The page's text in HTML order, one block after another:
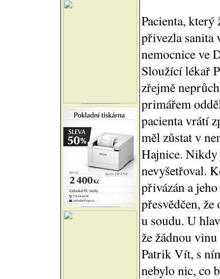
Pacienta,
přivezla sanita
nemocnice ve
Sloužící lékař
zřejmě
primářem
pacienta vrátí
měl zůstat v
Hajnice. Nikdy
nevyšetřoval.
přivázán a
přesvědčen,
u soudu. U
že žádnou
Patrik Vít, s
nebylo nic, co